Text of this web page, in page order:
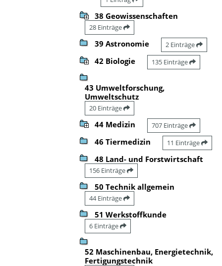
38 Geowissenschaften
28 Einträge
39 Astronomie 2 Einträge
42 Biologie 135 Einträge
43 Umweltforschung,
Umweltschutz
20 Einträge
44 Medizin 707 Einträge
46 Tiermedizin 11 Einträge
48 Land- und Forstwirtschaft
156 Einträge
50 Technik allgemein
44 Einträge
51 Werkstoffkunde
6 Einträge
52 Maschinenbau, Energietechnik,
Fertigungstechnik